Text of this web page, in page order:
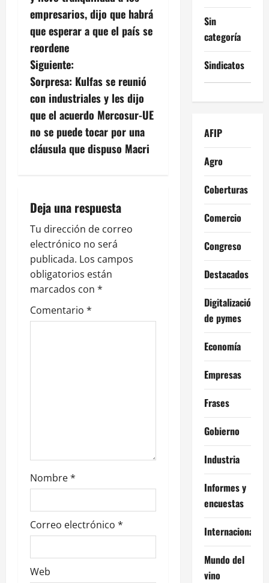
v
e
g
a
c
i
d
e
e
n
t
empresarios, dijo que habrá
que esperar a que el país se
reordene
Siguiente:
Sorpresa: Kulfas se reunió
con industriales y les dijo
que el acuerdo Mercosur-UE
no se puede tocar por una
cláusula que dispuso Macri
Deja una respuesta
Tu dirección de correo
electrónico no será
publicada. Los campos
obligatorios están
marcados con *
Comentario *
Nombre*
Correo electrónico *
Web
Sin
categoría
Sindicatos
AFIP
Agro
Coberturas
Comercio
Congreso
Destacados
Digitalización
de pymes
Economía
Empresas
Frases
Gobierno
Industria
Informes y
encuestas
Internacional
Mundo del
vino